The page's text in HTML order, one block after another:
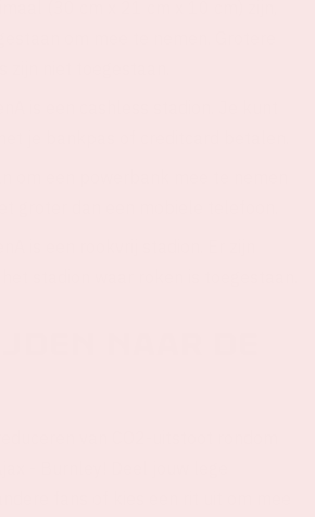
naar de
van CO2-uitstoot rondom
- Burnley! Deel jouw lege
fans of kies een rit uit om mee